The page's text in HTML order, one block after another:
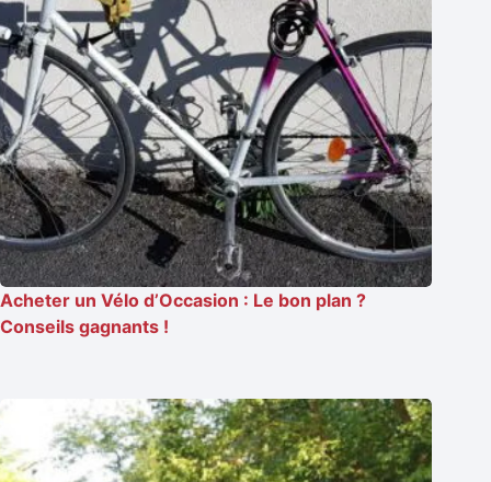
Acheter un Vélo d’Occasion : Le bon plan ?
Conseils gagnants !